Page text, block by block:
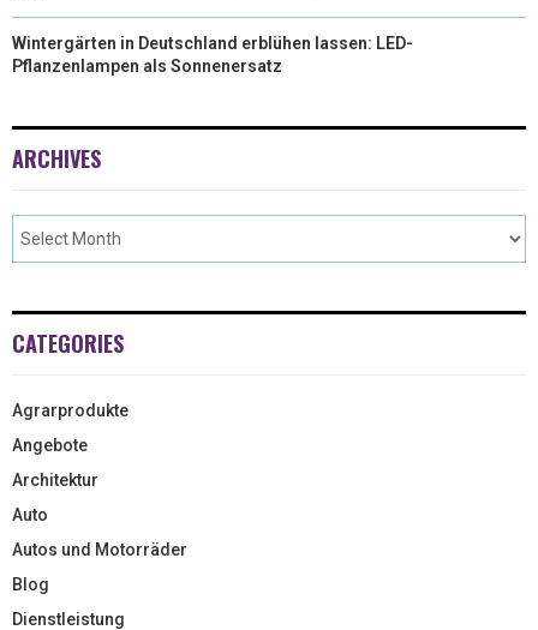
Wintergärten in Deutschland erblühen lassen: LED-
Pflanzenlampen als Sonnenersatz
ARCHIVES
CATEGORIES
Agrarprodukte
Angebote
Architektur
Auto
Autos und Motorräder
Blog
Dienstleistung